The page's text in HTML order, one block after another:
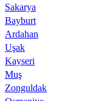
Sakarya
Bayburt
Ardahan
Uşak
Kayseri
Muş
Zonguldak